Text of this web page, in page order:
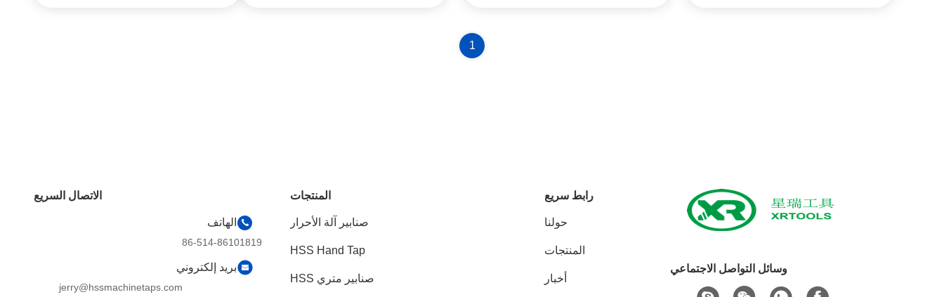
1
وسائل التواصل الاجتماعي
رابط سريع
حولنا
المنتجات
أخبار
المنتجات
صنابير آلة الأحرار
HSS Hand Tap
صنابير متري HSS
الاتصال السريع
الهاتف
86-514-86101819
بريد إلكتروني
jerry@hssmachinetaps.com